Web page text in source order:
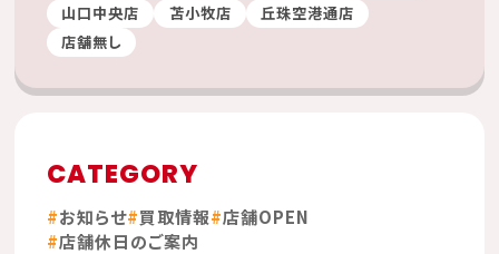
山口中央店
苫小牧店
丘珠空港通店
店舗無し
CATEGORY
お知らせ 買取情報 店舗OPEN
店舗休日のご案内